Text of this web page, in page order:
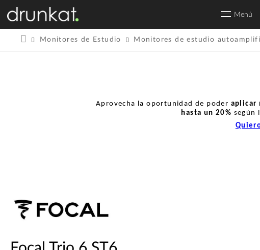
Menú
Monitores de Estudio Monitores de estudio
Aprovecha la oportunidad de poder aplicar
hasta un 20% según